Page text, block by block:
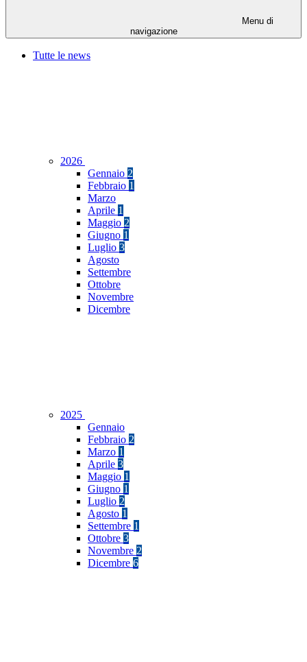
Menu di
navigazione
Tutte le news
2026
Gennaio 2
Febbraio 1
Marzo
Aprile 1
Maggio 2
Giugno 1
Luglio 3
Agosto
Settembre
Ottobre
Novembre
Dicembre
2025
Gennaio
Febbraio 2
Marzo 1
Aprile 3
Maggio 1
Giugno 1
Luglio 2
Agosto 1
Settembre 1
Ottobre 3
Novembre 2
Dicembre 6